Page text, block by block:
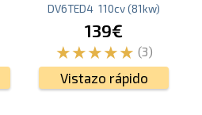
DV6TED4 110cv(81kw)
139€
(3)
Vistazo rápido